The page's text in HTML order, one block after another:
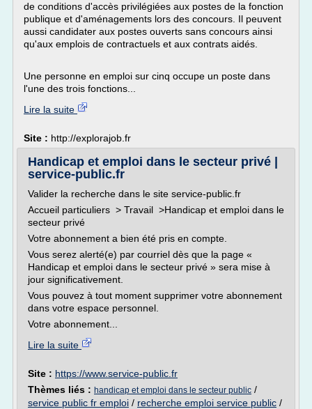
de conditions d'accès privilégiées aux postes de la fonction
publique et d'aménagements lors des concours. Il peuvent
aussi candidater aux postes ouverts sans concours ainsi
qu'aux emplois de contractuels et aux contrats aidés.
Une personne en emploi sur cinq occupe un poste dans
l'une des trois fonctions...
Lire la suite
Site : http://explorajob.fr
Handicap et emploi dans le secteur privé |
service-public.fr
Valider la recherche dans le site service-public.fr
Accueil particuliers > Travail >Handicap et emploi dans le
secteur privé
Votre abonnement a bien été pris en compte.
Vous serez alerté(e) par courriel dès que la page «
Handicap et emploi dans le secteur privé » sera mise à
jour significativement.
Vous pouvez à tout moment supprimer votre abonnement
dans votre espace personnel.
Votre abonnement...
Lire la suite
Site : https://www.service-public.fr
Thèmes liés : handicap et emploi dans le secteur public /
service public fr emploi / recherche emploi service public /